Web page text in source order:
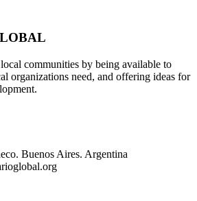
communities by being available to
organizations need, and offering ideas for
Buenos Aires. Argentina